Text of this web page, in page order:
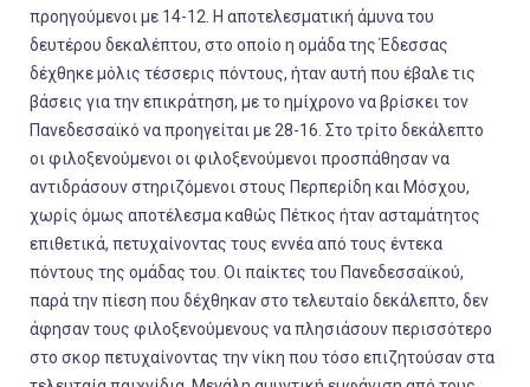
προηγούμενοι με 14-12. Η αποτελεσματική άμυνα του
δευτέρου δεκαλέπτου, στο οποίο η ομάδα της Έδεσσας
δέχθηκε μόλις τέσσερις πόντους, ήταν αυτή που έβαλε τις
βάσεις για την επικράτηση, με το ημίχρονο να βρίσκει τον
Πανεδεσσαϊκό να προηγείται με 28-16. Στο τρίτο δεκάλεπτο
οι φιλοξενούμενοι οι φιλοξενούμενοι προσπάθησαν να
αντιδράσουν στηριζόμενοι στους Περπερίδη και Μόσχου,
χωρίς όμως αποτέλεσμα καθώς Πέτκος ήταν ασταμάτητος
επιθετικά, πετυχαίνοντας τους εννέα από τους έντεκα
πόντους της ομάδας του. Οι παίκτες του Πανεδεσσαϊκού,
παρά την πίεση που δέχθηκαν στο τελευταίο δεκάλεπτο, δεν
άφησαν τους φιλοξενούμενους να πλησιάσουν περισσότερο
στο σκορ πετυχαίνοντας την νίκη που τόσο επιζητούσαν στα